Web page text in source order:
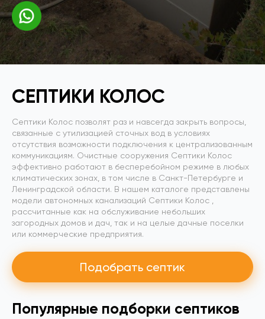
СЕПТИКИ КОЛОС
Септики Колос позволят раз и навсегда закрыть вопросы,
связанные с утилизацией сточных вод в условиях
отсутствия возможности подключения к централизованным
коммуникациям. Очистные сооружения Септики Колос
эффективно работают в бесперебойном режиме в любых
климатических зонах, в том числе в Санкт-Петербурге и
Ленинградской области. В нашем каталоге представлены
модели автономных канализаций Септики Колос ,
рассчитанные как на обслуживание небольших
загородных домов и дач, так и на целые дачные поселки
или коммерческие предприятия.
Подобрать септик
Популярные подборки септиков